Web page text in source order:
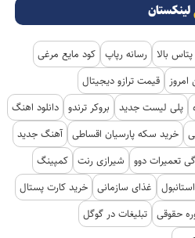
لینکستان
بالا رسانه رپاپ کود مایع مرغی
قیمت ترازو دیجیتال
پلی لیست جدید بروکر ترندو دانلود اهنگ
خرید سکه پارسیان اقساطی آهنگ جدید
تعمیرات دوو شیرازی رنت کمپینگ
غذای سازمانی خرید کارت پستال
حقوقی تبلیغات در گوگل